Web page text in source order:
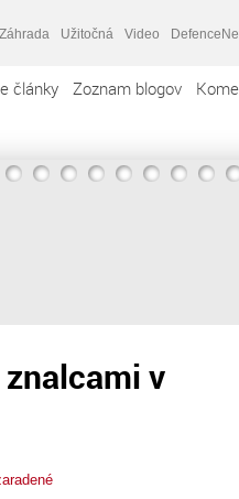
Záhrada Užitočná Video
články Zoznam blogov
v